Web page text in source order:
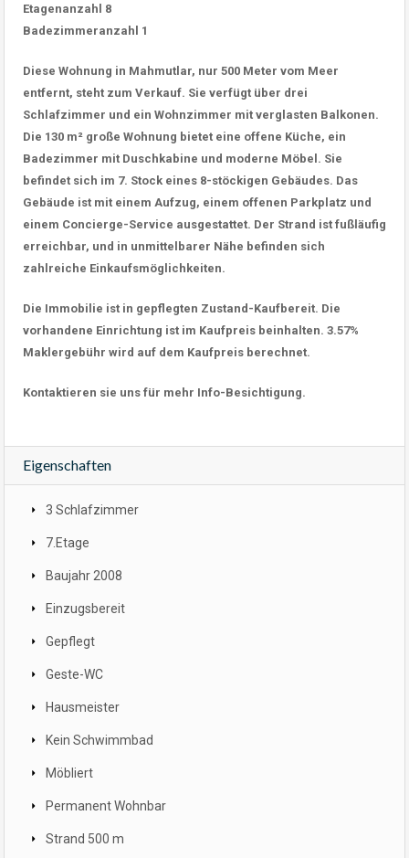
Etagenanzahl 8
Badezimmeranzahl 1
Diese Wohnung in Mahmutlar, nur 500 Meter vom Meer
entfernt, steht zum Verkauf. Sie verfügt über drei
Schlafzimmer und ein Wohnzimmer mit verglasten Balkonen.
Die 130 m² große Wohnung bietet eine offene Küche, ein
Badezimmer mit Duschkabine und moderne Möbel. Sie
befindet sich im 7. Stock eines 8-stöckigen Gebäudes. Das
Gebäude ist mit einem Aufzug, einem offenen Parkplatz und
einem Concierge-Service ausgestattet. Der Strand ist fußläufig
erreichbar, und in unmittelbarer Nähe befinden sich
zahlreiche Einkaufsmöglichkeiten.
Die Immobilie ist in gepflegten Zustand-Kaufbereit. Die
vorhandene Einrichtung ist im Kaufpreis beinhalten. 3.57%
Maklergebühr wird auf dem Kaufpreis berechnet.
Kontaktieren sie uns für mehr Info-Besichtigung.
Eigenschaften
3 Schlafzimmer
7.Etage
Baujahr 2008
Einzugsbereit
Gepflegt
Geste-WC
Hausmeister
Kein Schwimmbad
Möbliert
Permanent Wohnbar
Strand 500 m